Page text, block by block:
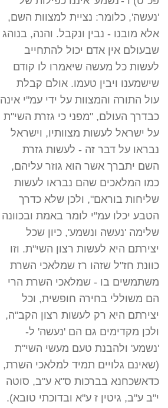
'נעשה', כלומר: נציית למצוות השם,
אלא מובנו - נבין ונקבל. והנה, בנוהג
שבעולם אין אדם יכול להתחייב
לעשות כל מעשה שיאמרו לו קודם
שישמענו ויבין טעמו. אולם קבלת
עול התורה והמצוות על ידי עמ"י אינה
כבדרך העולם, "מפני כי גזרת השי"ת
על ישראל לעשות מצוותיו, וישראל
נבראו על דבר זה - לעשות גזרת
השם יתברך אשר הוא גוזר עליהם,
כמו המלאכים שהם נבראו לעשות
שליחות בוראם", ולכן שלא כדרך
הטבע יכלו עמ"י לומר באמת ובכוונה
שלימה 'נעשה ונשמע', כיון שכל
יצירתם היא לעשות רצון השי"ת. וזו
כוונת חז"ל שזהו רז שמלאכי השרת
משתמשים בו - שמלאכי השרת הרי
הם משוללי בחירה חופשית, וכל
יצירתם היא רק לעשות רצון הקב"ה,
ולכן מקדימים גם הם 'נעשה' ל-
'נשמע' ולהבנת טעם מעשי השי"ת
(שאינם גלויים תמיד למלאכי השרת,
כדאשכחנא בברכות ס"א ע"ב, סוטה
י"ב ע"ב, גיטין ז ע"א ובדוכתי טובא).